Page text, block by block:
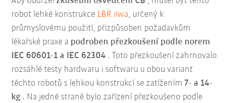
robot lehké konstrukce LBR iiwa, určený k
průmyslovému použití, přizpůsoben požadavkům
lékařské praxe a podroben přezkoušení podle norem
IEC 60601-1 a IEC 62304 . Toto přezkoušení zahrnovalo
rozsáhlé testy hardwaru i softwaru u obou variant
těchto robotů s lehkou konstrukcí se zatížením7- a 14-
kg . Na jedné straně bylo zařízení přezkoušeno podle